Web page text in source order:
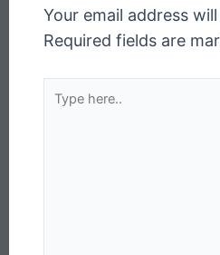
Your email address
Required fields are
Type